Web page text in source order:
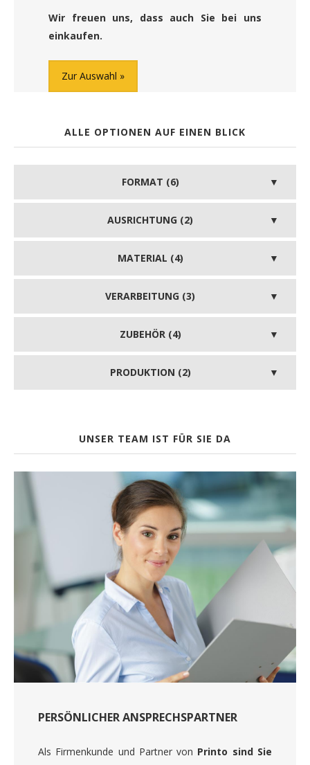
Wir freuen uns, dass auch Sie bei uns
einkaufen.
Zur Auswahl
ALLE OPTIONEN AUF EINEN BLICK
FORMAT (6)
AUSRICHTUNG (2)
MATERIAL (4)
VERARBEITUNG (3)
ZUBEHÖR (4)
PRODUKTION (2)
UNSER TEAM IST FÜR SIE DA
PERSÖNLICHER ANSPRECHSPARTNER
Als Firmenkunde und Partner von Printo sind Sie